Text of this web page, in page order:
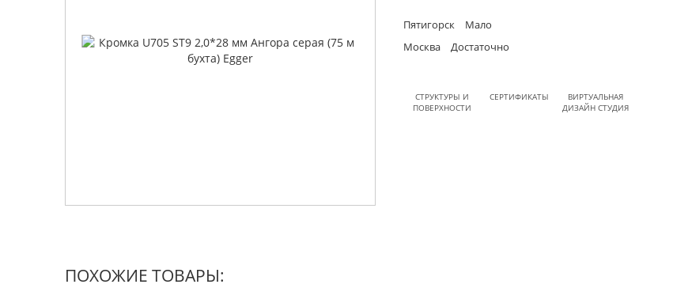
Пятигорск
Мало
Москва
Достаточно
СТРУКТУРЫ И
ПОВЕРХНОСТИ
СЕРТИФИКАТЫ
ВИРТУАЛЬНАЯ
ДИЗАЙН СТУДИЯ
ПОХОЖИЕ ТОВАРЫ: